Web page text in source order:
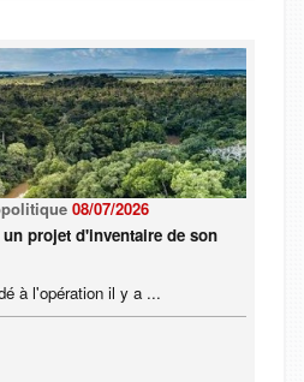
08/07/2026
projet d'inventaire de son
à l'opération il y a ...